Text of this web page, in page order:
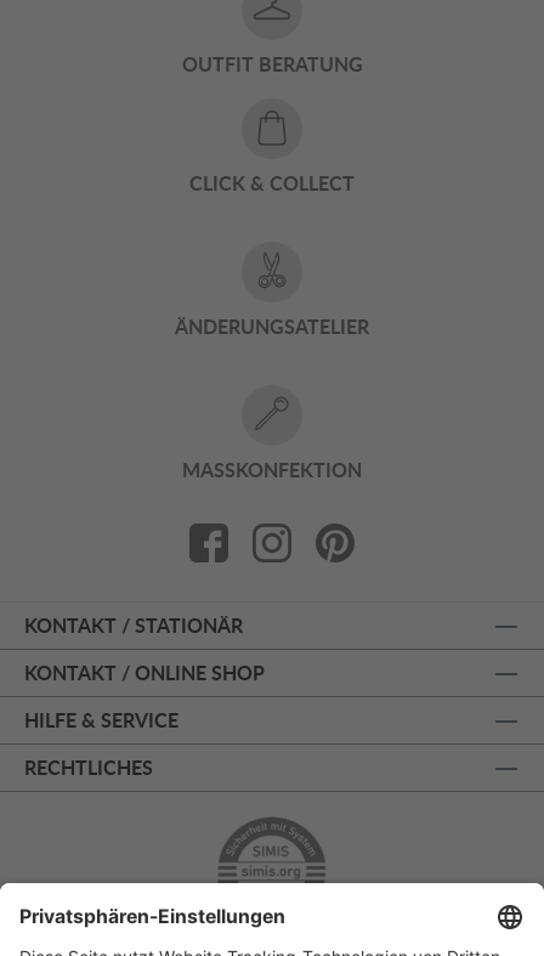
OUTFIT BERATUNG
CLICK & COLLECT
ÄNDERUNGSATELIER
MASSKONFEKTION
KONTAKT / STATIONÄR
KONTAKT / ONLINE SHOP
HILFE & SERVICE
RECHTLICHES